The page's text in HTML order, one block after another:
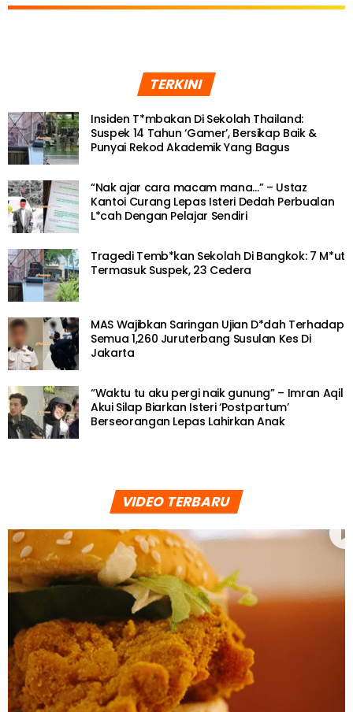
TERKINI
Insiden T*mbakan Di Sekolah Thailand:
Suspek 14 Tahun ‘Gamer’, Bersikap Baik &
Punyai Rekod Akademik Yang Bagus
“Nak ajar cara macam mana…” – Ustaz
Kantoi Curang Lepas Isteri Dedah Perbualan
L*cah Dengan Pelajar Sendiri
Tragedi Temb*kan Sekolah Di Bangkok: 7 M*ut
Termasuk Suspek, 23 Cedera
MAS Wajibkan Saringan Ujian D*dah Terhadap
Semua 1,260 Juruterbang Susulan Kes Di
Jakarta
“Waktu tu aku pergi naik gunung” – Imran Aqil
Akui Silap Biarkan Isteri ‘Postpartum’
Berseorangan Lepas Lahirkan Anak
VIDEO TERBARU